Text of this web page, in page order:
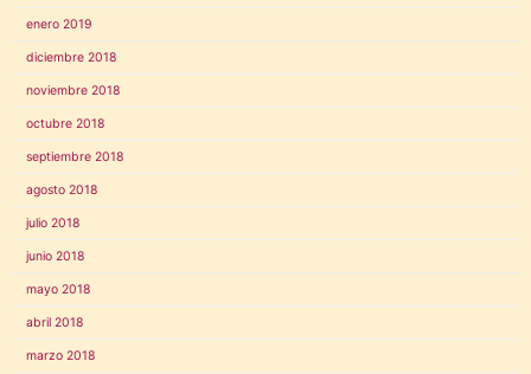
enero 2019
diciembre 2018
noviembre 2018
octubre 2018
septiembre 2018
agosto 2018
julio 2018
junio 2018
mayo 2018
abril 2018
marzo 2018